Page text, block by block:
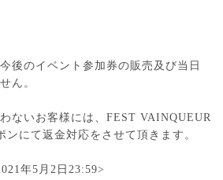
後のイベント参加券の販売及び当日
ん。
ないお客様には、 FEST VAINQUEUR
ンにて返金対応をさせて頂きます。
年5 月 2 日 23:59>